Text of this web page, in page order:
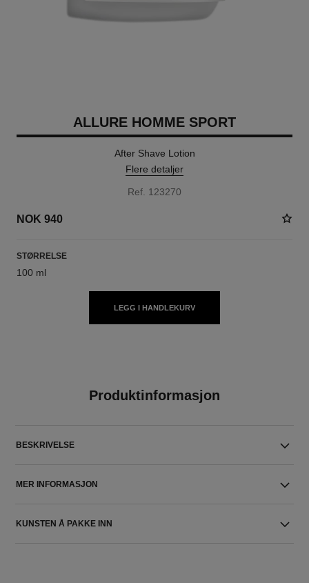
ALLURE HOMME SPORT
After Shave Lotion
Flere detaljer
Ref. 123270
NOK 940
STØRRELSE
100 ml
LEGG I HANDLEKURV
Produktinformasjon
BESKRIVELSE
MER INFORMASJON
KUNSTEN Å PAKKE INN